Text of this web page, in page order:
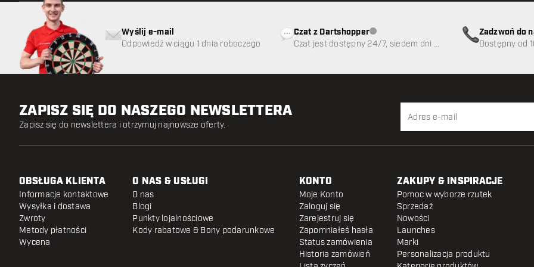
Wyślij e-mail
Odpowiedź w ciągu 1 dnia roboczego
Czat z DartshopperObsługa klienta niedostępna
Czat jest dostępny 24/7, siedem dni w
Zadzwoń do
89
Dostępny od
ZAPISZ SIĘ DO NASZEGO NEWSLETTERA
Zapisz się do newslettera i otrzymuj najnowsze oferty.
OBSŁUGA KLIENTA
Informacje kontaktowe
Wysyłka i dostawa
Zwroty
Metody płatności
Wycena
O NAS & USŁUGI
O nas
Blogi
Punkty lojalnościowe
Kody rabatowe & Bony podarunkowe
KONTO
Moje Konto
Zaloguj się
Zarejestruj się
Zapomniałeś hasła
Status zamówienia
Historia zamówień
ZAKUPY & INSPIRACJE
Pomoc w wyborze rzutek
Sprzedaż
Nowości
Launches
Marki
Personalizacja produktu